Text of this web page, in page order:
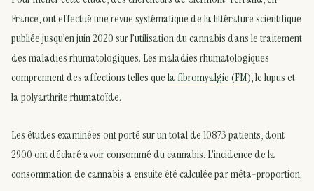
France, ont effectué une revue systématique de la littérature scientifique
publiée jusqu’en juin 2020 sur l’utilisation du cannabis dans le traitement
des maladies rhumatologiques. Les maladies rhumatologiques
comprennent des affections telles quela fibromyalgie (FM), le lupus et
la polyarthrite rhumatoïde.
Les études examinées ont porté sur un total de 10873 patients, dont
2900 ont déclaré avoir consommé du cannabis. L’incidence de la
consommation de cannabis a ensuite été calculée par méta-proportion.